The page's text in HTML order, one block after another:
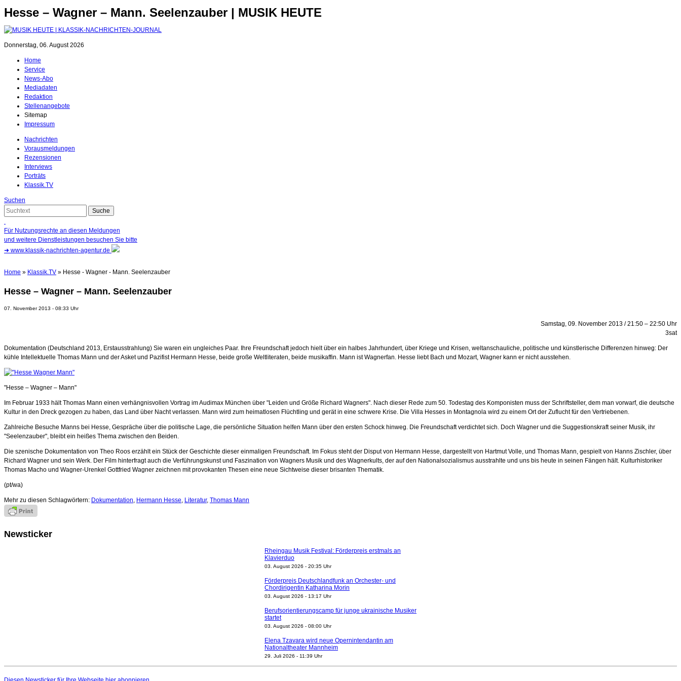
Hesse – Wagner – Mann. Seelenzauber | MUSIK HEUTE
Donnerstag, 06. August 2026
Home
Service
News-Abo
Mediadaten
Redaktion
Stellenangebote
Sitemap
Impressum
Nachrichten
Vorausmeldungen
Rezensionen
Interviews
Porträts
Klassik.TV
Suchen
Für Nutzungsrechte an diesen Meldungen
und weitere Dienstleistungen besuchen Sie bitte
➜ www.klassik-nachrichten-agentur.de
Home » Klassik.TV » Hesse - Wagner - Mann. Seelenzauber
Hesse – Wagner – Mann. Seelenzauber
07. November 2013 - 08:33 Uhr
Samstag, 09. November 2013 / 21:50 – 22:50 Uhr
3sat
Dokumentation (Deutschland 2013, Erstausstrahlung) Sie waren ein ungleiches Paar. Ihre Freundschaft jedoch hielt über ein halbes Jahrhundert, über Kriege und Krisen, weltanschauliche, politische und künstlerische Differenzen hinweg: Der
kühle Intellektuelle Thomas Mann und der Asket und Pazifist Hermann Hesse, beide große Weltliteraten, beide musikaffin. Mann ist Wagnerfan. Hesse liebt Bach und Mozart, Wagner kann er nicht ausstehen.
"Hesse – Wagner – Mann"
Im Februar 1933 hält Thomas Mann einen verhängnisvollen Vortrag im Audimax München über "Leiden und Größe Richard Wagners". Nach dieser Rede zum 50. Todestag des Komponisten muss der Schriftsteller, dem man vorwarf, die deutsche
Kultur in den Dreck gezogen zu haben, das Land über Nacht verlassen. Mann wird zum heimatlosen Flüchtling und gerät in eine schwere Krise. Die Villa Hesses in Montagnola wird zu einem Ort der Zuflucht für den Vertriebenen.
Zahlreiche Besuche Manns bei Hesse, Gespräche über die politische Lage, die persönliche Situation helfen Mann über den ersten Schock hinweg. Die Freundschaft verdichtet sich. Doch Wagner und die Suggestionskraft seiner Musik, ihr
"Seelenzauber", bleibt ein heißes Thema zwischen den Beiden.
Die szenische Dokumentation von Theo Roos erzählt ein Stück der Geschichte dieser einmaligen Freundschaft. Im Fokus steht der Disput von Hermann Hesse, dargestellt von Hartmut Volle, und Thomas Mann, gespielt von Hanns Zischler, über
Richard Wagner und sein Werk. Der Film hinterfragt auch die Verführungskunst und Faszination von Wagners Musik und des Wagnerkults, der auf den Nationalsozialismus ausstrahlte und uns bis heute in seinen Fängen hält. Kulturhistoriker
Thomas Macho und Wagner-Urenkel Gottfried Wagner zeichnen mit provokanten Thesen eine neue Sichtweise dieser brisanten Thematik.
(pt/wa)
Mehr zu diesen Schlagwörtern: Dokumentation, Hermann Hesse, Literatur, Thomas Mann
Newsticker
Rheingau Musik Festival: Förderpreis erstmals an
Klavierduo
03. August 2026 - 20:35 Uhr
Förderpreis Deutschlandfunk an Orchester- und
Chordirigentin Katharina Morin
03. August 2026 - 13:17 Uhr
Berufsorientierungscamp für junge ukrainische Musiker
startet
03. August 2026 - 08:00 Uhr
Elena Tzavara wird neue Opernintendantin am
Nationaltheater Mannheim
29. Juli 2026 - 11:39 Uhr